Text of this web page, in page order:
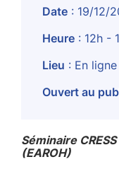
Date : 19/12/
Heure : 12h -
Lieu : En ligne
Ouvert au
Séminaire
(EAROH)